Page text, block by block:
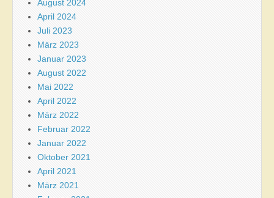
August 2024
April 2024
Juli 2023
März 2023
Januar 2023
August 2022
Mai 2022
April 2022
März 2022
Februar 2022
Januar 2022
Oktober 2021
April 2021
März 2021